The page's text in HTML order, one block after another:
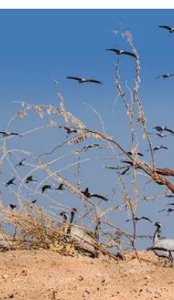
有豐富的潮池和潮溝，窺見
物在此活動呢？答案將於圖
物？蜈蚣櫛蛇尾單斑龍占馬
少葉蕨藻&青綠長足螺藍指海